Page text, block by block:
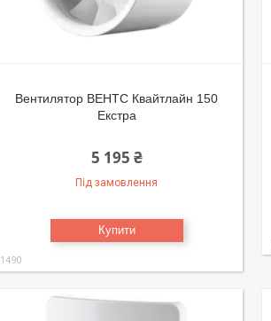
Вентилятор ВЕНТС Квайтлайн 150
Екстра
5 195 ₴
Під замовлення
Купити
1490